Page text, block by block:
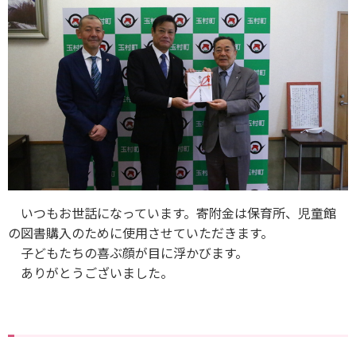
いつもお世話になっています。寄附金は保育所、児童館
の図書購入のために使用させていただきます。
子どもたちの喜ぶ顔が目に浮かびます。
ありがとうございました。